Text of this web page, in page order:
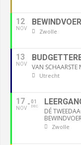
12
NOV Zwolle
13
NOV VAN SCHAARSTE
Utrecht
17
NOV
01
DEC
DÉ
Zwolle